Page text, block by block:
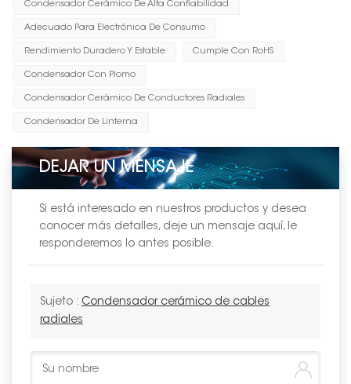
Condensador Cerámico De Alta Confiabilidad
Adecuado Para Electrónica De Consumo
Rendimiento Duradero Y Estable Cumple Con RoHS
Condensador Con Plomo
Condensador Cerámico De Conductores Radiales
Condensador De Linterna
DEJAR UN MENSAJE
Si está interesado en nuestros productos y desea
conocer más detalles, deje un mensaje aquí, le
responderemos lo antes posible.
Sujeto : Condensador cerámico de cables
radiales